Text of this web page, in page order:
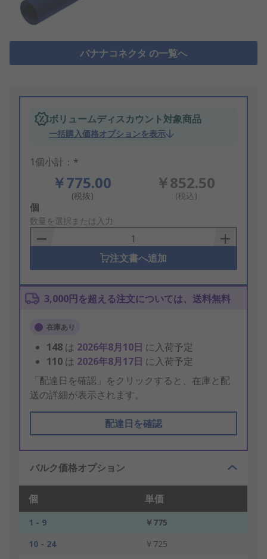
バナナコネクタ の一覧へ
ボリュームディスカウント対象商品
一括購入価格オプションを表示
1個小計：*
￥775.00
(税抜)
￥852.50
(税込)
Add
to
Basket
個
数量を選択または入力
注文書へ追加
3,000円を超える注文については、送料無料
在庫あり
148 は 2026年8月10日 に入荷予定
110 は 2026年8月17日 に入荷予定
「配達日を確認」をクリックすると、在庫と配
送の詳細が表示されます。
配達日を確認
バルク価格オプション
個 単価
1 - 9
￥775
10 - 24
￥725